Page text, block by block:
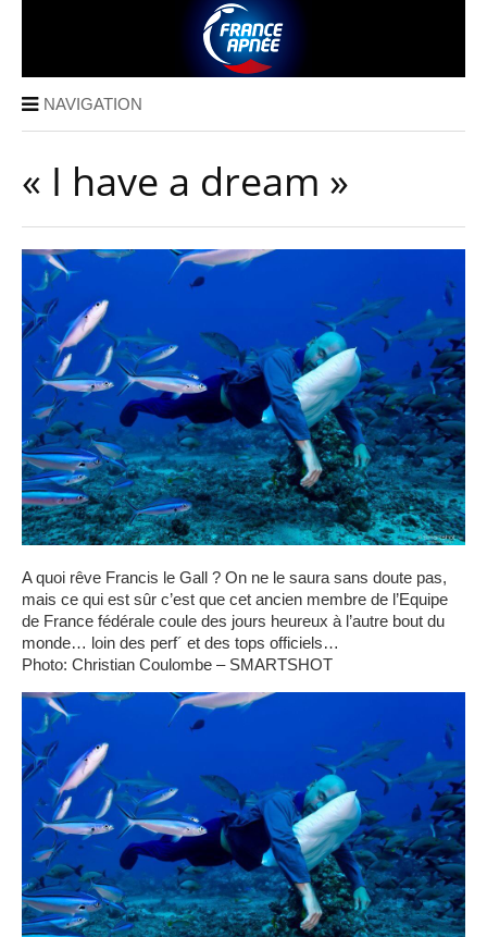
NAVIGATION
« I have a dream »
A quoi rêve Francis le Gall ? On ne le saura sans doute pas,
mais ce qui est sûr c’est que cet ancien membre de l’Equipe
de France fédérale coule des jours heureux à l’autre bout du
monde… loin des perf´ et des tops officiels…
Photo: Christian Coulombe – SMARTSHOT